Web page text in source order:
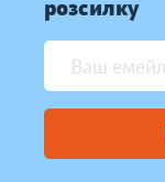
розсилку